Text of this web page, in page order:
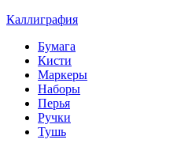
Каллиграфия
Бумага
Кисти
Маркеры
Наборы
Перья
Ручки
Тушь